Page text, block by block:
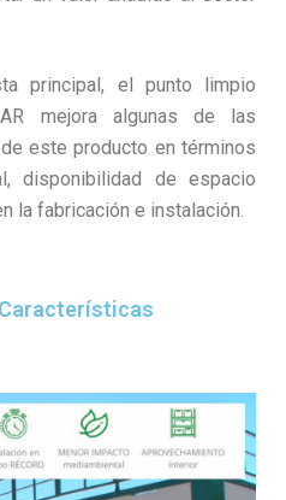
principal, el punto limpio
mejora algunas de las
este producto en términos
disponibilidad de espacio
la fabricación e instalación.